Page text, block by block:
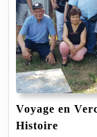
Voyage en
Histoire